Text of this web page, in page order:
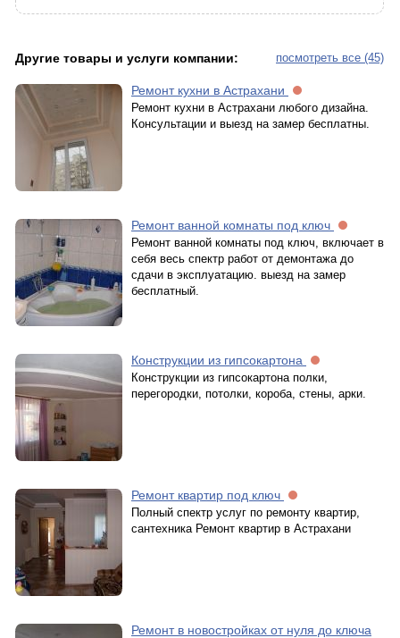
посмотреть все (45)
Другие товары и услуги компании:
Ремонт кухни в Астрахани
Ремонт кухни в Астрахани любого дизайна.
Консультации и выезд на замер бесплатны.
Ремонт ванной комнаты под ключ
Ремонт ванной комнаты под ключ, включает в
себя весь спектр работ от демонтажа до
сдачи в эксплуатацию. выезд на замер
бесплатный.
Конструкции из гипсокартона
Конструкции из гипсокартона полки,
перегородки, потолки, короба, стены, арки.
Ремонт квартир под ключ
Полный спектр услуг по ремонту квартир,
сантехника Ремонт квартир в Астрахани
Ремонт в новостройках от нуля до ключа